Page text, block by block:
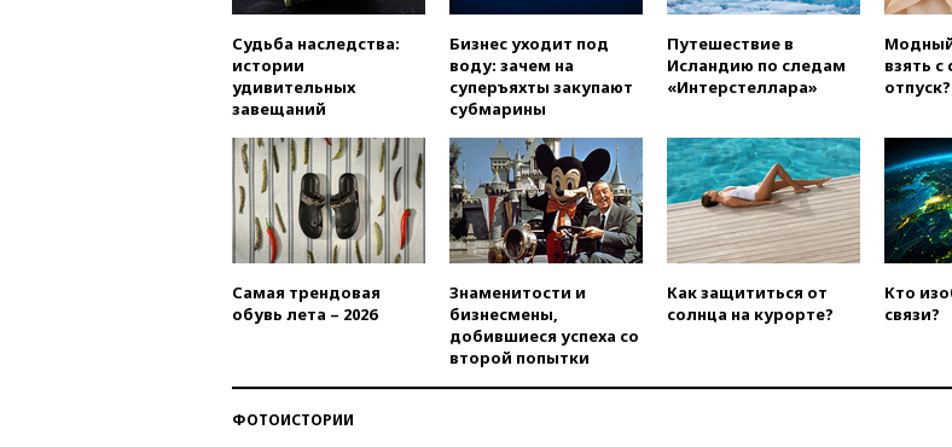
вчера, 20:15
одобрил
санкций
Ирана
против
Гордеевой о
России
вчера, 19:45ISU
нейтральный
фигуристкам
Трусовой
вчера, 19:35
Судьба наследства:
истории
удивительных
завещаний
Бизнес уходит под
воду: зачем на
суперъяхты закупают
субмарины
Путешествие в
Исландию по следам
«Интерстеллара»
взять с
отпуск?
Самая трендовая
обувь лета – 2026
Знаменитости и
бизнесмены,
добившиеся успеха со
второй попытки
Как защититься от
солнца на курорте?
Кто
связи?
ФОТОИСТОРИИ